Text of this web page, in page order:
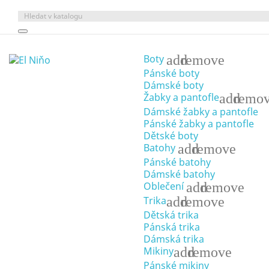
Boty addremove
Pánské boty
Dámské boty
Žabky a pantofleadd
Dámské žabky a pantofle
Pánské žabky a pantofle
Dětské boty
Batohy addremove
Pánské batohy
Dámské batohy
Oblečení addremove
Trikaaddremove
Dětská trika
Pánská trika
Dámská trika
Mikinyaddremove
Pánské mikiny